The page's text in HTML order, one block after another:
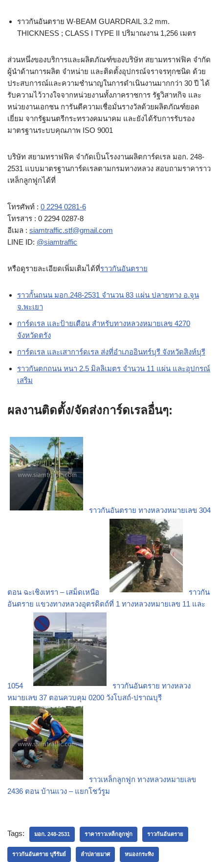
ราวกันอันตราย W-BEAM GUARDRAIL 3.2 mm.
THICKNESS ; CLASS I TYPE II ปริมาณงาน 1,256 เมตร
ส่วนหนึ่งของบริการและผลิตภัณฑ์ของบริษัท สยามทราฟฟิค จำกัด
ผู้นำด้านการผลิต จำหน่าย และติดตั้งอุปกรณ์จราจรทุกชนิด ด้วย
ประสบการณ์และความชำนาญในการดำเนินงานมากกว่า 30 ปี ได้
รับความไว้วางใจจากหน่วยงานทั้งภาคราชการ รัฐวิสาหกิจ และ
หน่วยงานเอกชน การันตีความเชื่อมั่นรางวัลด้วยผลิตภัณฑ์ยอด
เยี่ยม จากรัฐมนตรีกระทรวงคมนาคม และยังได้รับการรับรอง
มาตรฐานระบบคุณภาพ ISO 9001
บริษัท สยามทราฟฟิค จำกัดเป็นโรงงานผลิตการ์ดเรล มอก. 248-
2531 แบบมาตรฐานการ์ดเรลตามกรมทางหลวง สอบถามราคาราว
เหล็กลูกฟูกได้ที่
โทรศัพท์ : 0 2294 0281-6
โทรสาร : 0 2294 0287-8
อีเมล : siamtraffic.stf@gmail.com
LINE ID: @siamtraffic
หรือดูรายละเอียดเพิ่มเติมได้ที่ราวกันอันตราย
ราวกั้นถนน มอก.248-2531 จำนวน 83 แผ่น ปลายทาง อ.จุน
จ.พะเยา
การ์ดเรล และป้ายเตือน สำหรับทางหลวงหมายเลข 4270
จังหวัดตรัง
การ์ดเรล และเสาการ์ดเรล ส่งที่อำเภออินทร์บุรี จังหวัดสิงห์บุรี
ราวกันตกถนน หนา 2.5 มิลลิเมตร จำนวน 11 แผ่น และอุปกรณ์
เสริม
ผลงานติดตั้ง/จัดส่งการ์ดเรลอื่นๆ:
ราวกันอันตราย ทางหลวงหมายเลข 304
ตอน ฉะเชิงเทรา – เสม็ดเหนือ
ราวกัน
อันตราย แขวงทางหลวงอุตรดิตถ์ที่ 1 ทางหลวงหมายเลข 11 และ
1054
ราวกันอันตราย ทางหลวง
หมายเลข 37 ตอนควบคุม 0200 วังโบสถ์-ปราณบุรี
ราวเหล็กลูกฟูก ทางหลวงหมายเลข
2436 ตอน บ้านแวง – แยกโชว์รูม
Tags: มอก. 248-2531 ราคาราวเหล็กลูกฟูก ราวกันอันตราย
ราวกันอันตราย บุรีรัมย์ ลำปลายมาศ หนองกระทิง